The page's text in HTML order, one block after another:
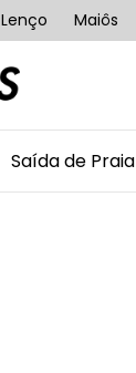
Lenço Maiôs
Saída de Praia